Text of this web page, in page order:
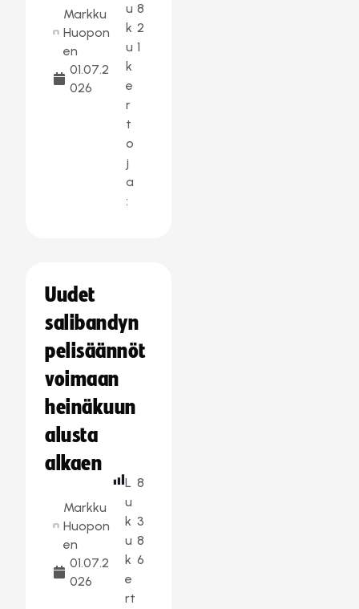
Markku
Huopon
en
01.07.2
026
u
k
u
k
e
r
t
o
j
a
:
8
2
1
Uudet
salibandyn
pelisäännöt
voimaan
heinäkuun
alusta
alkaen
Markku
Huopon
en
01.07.2
026
L
u
k
u
k
e
rt
8
3
8
6